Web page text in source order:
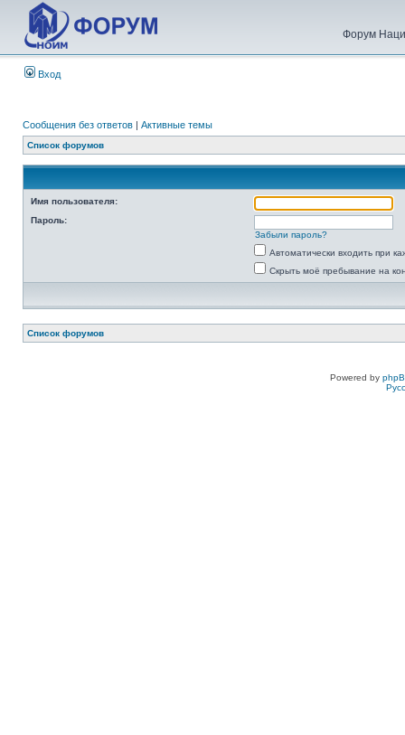
Форум
Вход
Сообщения без ответов | Активные темы
Список форумов
Имя пользователя:
Пароль:
Забыли пароль?
Автоматически входить при
Скрыть моё пребывание на
Список форумов
Powered by